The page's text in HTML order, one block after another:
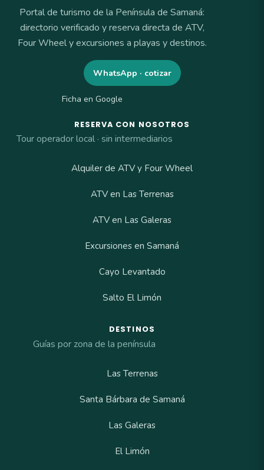
Portal de turismo de la Península de Samaná:
directorio verificado y reserva directa de ATV,
Four Wheel y excursiones a playas y destinos.
WhatsApp · cotizar
Ficha en Google
RESERVA CON NOSOTROS
Tour operador local · sin intermediarios
Alquiler de ATV y Four Wheel
ATV en Las Terrenas
ATV en Las Galeras
Excursiones en Samaná
Cayo Levantado
Salto El Limón
DESTINOS
Guías por zona de la península
Las Terrenas
Santa Bárbara de Samaná
Las Galeras
El Limón